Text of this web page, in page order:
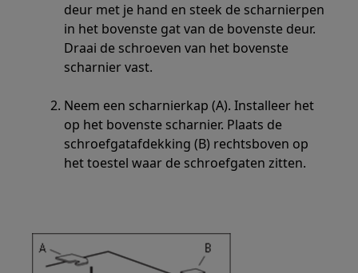
deur met je hand en steek de scharnierpen
in het bovenste gat van de bovenste deur.
Draai de schroeven van het bovenste
scharnier vast.
Neem een scharnierkap (A). Installeer het
op het bovenste scharnier. Plaats de
schroefgatafdekking (B) rechtsboven op
het toestel waar de schroefgaten zitten.